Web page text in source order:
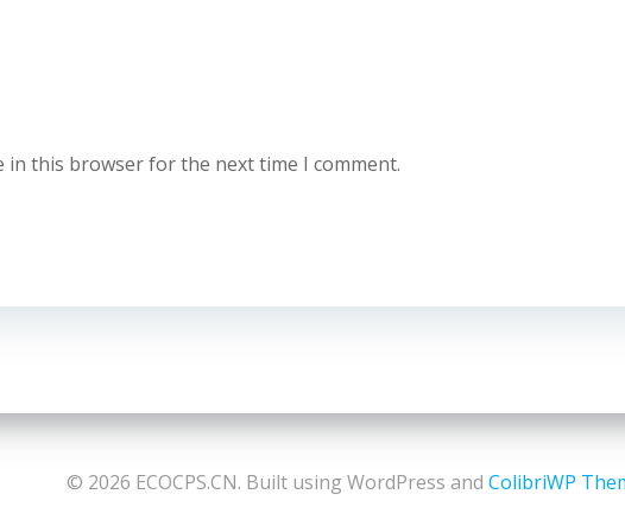
in this browser for the next time I comment.
© 2026 ECOCPS.CN. Built using WordPress and ColibriWP